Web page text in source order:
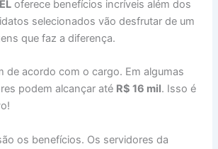
oferece benefícios incríveis além dos
selecionados vão desfrutar de um
que faz a diferença.
de acordo com o cargo. Em algumas
podem alcançar até R$ 16 mil. Isso é
os benefícios. Os servidores da